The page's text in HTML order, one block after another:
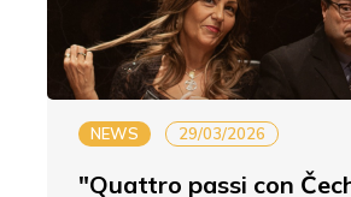
NEWS 29/03/2026
"Quattro passi con